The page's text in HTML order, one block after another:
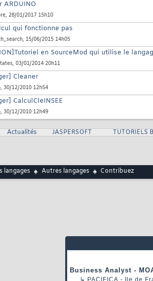
ARDUINO
, 28/01/2017 15h10
qui fonctionne pas
, 15/06/2015 14h05
en SourceMod qui utilise le
, 03/01/2014 20h11
Cleaner
, 30/12/2010 12h54
CalculCleINSEE
, 30/12/2010 12h49
Actualités JASPERSOFT TUTORIELS
langages Autres langages Contribuez
Business Analyst -